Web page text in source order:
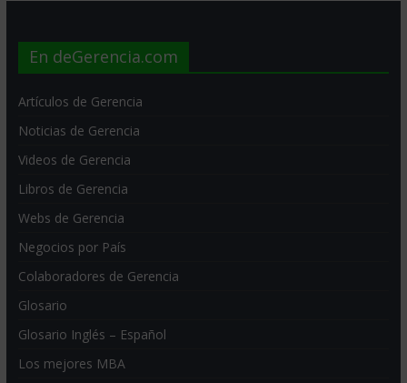
En deGerencia.com
Artículos de Gerencia
Noticias de Gerencia
Videos de Gerencia
Libros de Gerencia
Webs de Gerencia
Negocios por País
Colaboradores de Gerencia
Glosario
Glosario Inglés – Español
Los mejores MBA